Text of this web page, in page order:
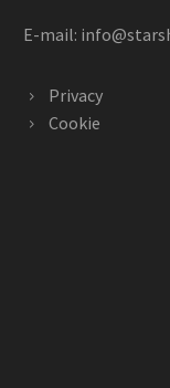
E-mail:
Privacy
Cookie